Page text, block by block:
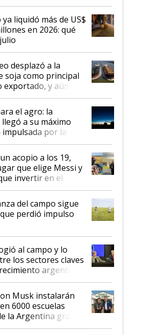
ya liquidó más de US$
en 2026: qué
desplazó a la
soja como principal
y aún así
casi seis de cada
y sostuvo el
un semestre
el agro: la
a su máximo
por la
las exportaciones
acopio a los 19,
que elige Messi y
invertir en el
era como "darle
hijo para droga":
Rossetti, el libertario
dura crisis salió
del campo sigue
perdió impulso
al campo y lo
los sectores claves
argentino
Musk instalarán
6000 escuelas
la Argentina gracias
con Starlink